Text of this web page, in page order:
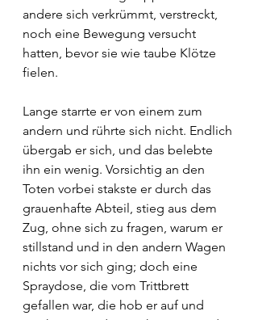
andere sich verkrümmt, verstreckt,
noch eine Bewegung versucht
hatten, bevor sie wie taube Klötze
fielen.
Lange starrte er von einem zum
andern und rührte sich nicht. Endlich
übergab er sich, und das belebte
ihn ein wenig. Vorsichtig an den
Toten vorbei stakste er durch das
grauenhafte Abteil, stieg aus dem
Zug, ohne sich zu fragen, warum er
stillstand und in den andern Wagen
nichts vor sich ging; doch eine
Spraydose, die vom Trittbrett
gefallen war, die hob er auf und